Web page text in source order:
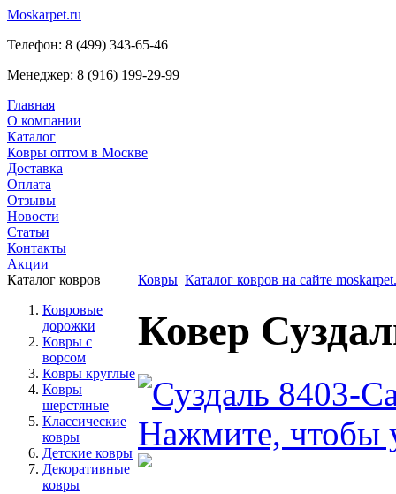
Moskarpet.ru
Телефон: 8 (499) 343-65-46
Менеджер: 8 (916) 199-29-99
Главная
О компании
Каталог
Ковры оптом в Москве
Доставка
Оплата
Отзывы
Новости
Статьи
Контакты
Акции
Каталог ковров
Ковровые
дорожки
Ковры с
ворсом
Ковры круглые
Ковры
шерстяные
Классические
ковры
Детские ковры
Декоративные
ковры
Ковры Каталог ковров на сайте
Ковер
Нажмите, чтобы